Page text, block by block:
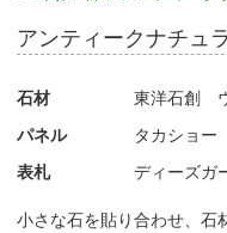
アンティークナチュ
石材
東洋石創
パネル
タカショ
表札
ディーズガ
小さな石を貼り合わせ、石